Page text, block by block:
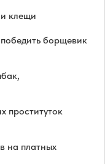
клещи
борщевик
проституток
на платных